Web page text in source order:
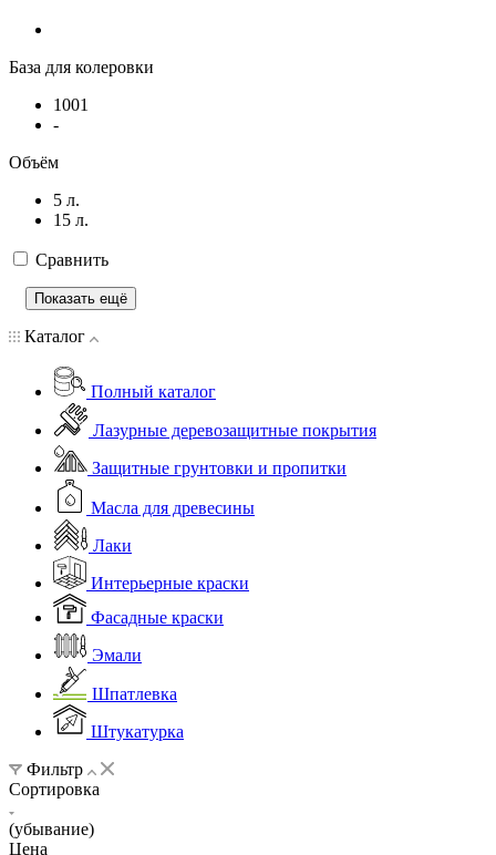
База для колеровки
1001
-
Объём
5 л.
15 л.
Сравнить
Показать ещё
Каталог
Полный каталог
Лазурные деревозащитные покрытия
Защитные грунтовки и пропитки
Масла для древесины
Лаки
Интерьерные краски
Фасадные краски
Эмали
Шпатлевка
Штукатурка
Фильтр
Сортировка
(убывание)
Цена